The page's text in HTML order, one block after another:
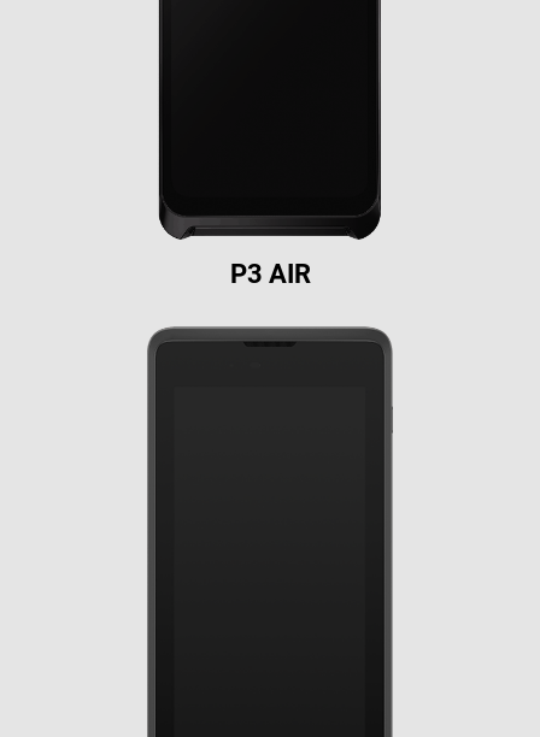
P3 AIR